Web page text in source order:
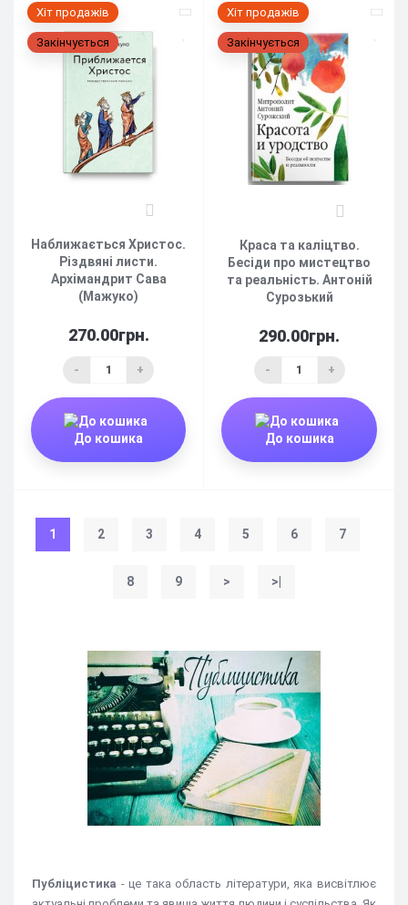
Хіт продажів
Закінчується
Наближається Христос.
Різдвяні листи.
Архімандрит Сава
(Мажуко)
270.00грн.
- +
До кошика
Хіт продажів
Закінчується
Краса та каліцтво.
Бесіди про мистецтво
та реальність. Антоній
Сурозький
290.00грн.
- +
До кошика
1 2 3 4 5 6 7
8 9 > >|
Публіцистика - це така область літератури, яка висвітлює